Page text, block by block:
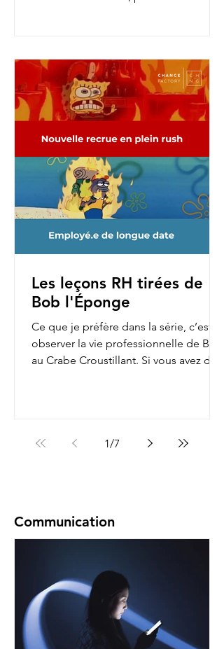
Les leçons RH tirées de
Bob l'Éponge
Ce que je préfère dans la série, c’est
observer la vie professionnelle de Bob
au Crabe Croustillant. Si vous avez déjà
1/7
Communication